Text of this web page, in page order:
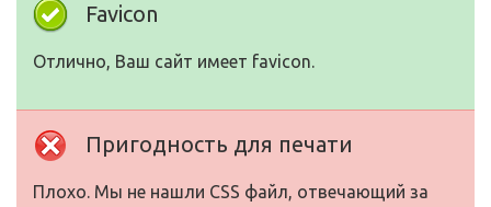
Favicon
Отлично, Ваш сайт имеет favicon.
Пригодность для печати
Плохо. Мы не нашли CSS файл, отвечающий за